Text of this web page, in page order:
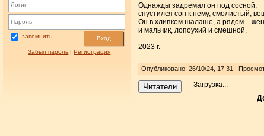
запомнить Вход
Забыл пароль |Регистрация
Однажды задремал он под сосной,
спустился сон к нему, смолистый,
Он в хлипком шалаше, а рядом –
и мальчик, лопоухий и смешной.
2023 г.
Опубликовано: 26/10/24, 17:31 |
Читатели
Загрузка...